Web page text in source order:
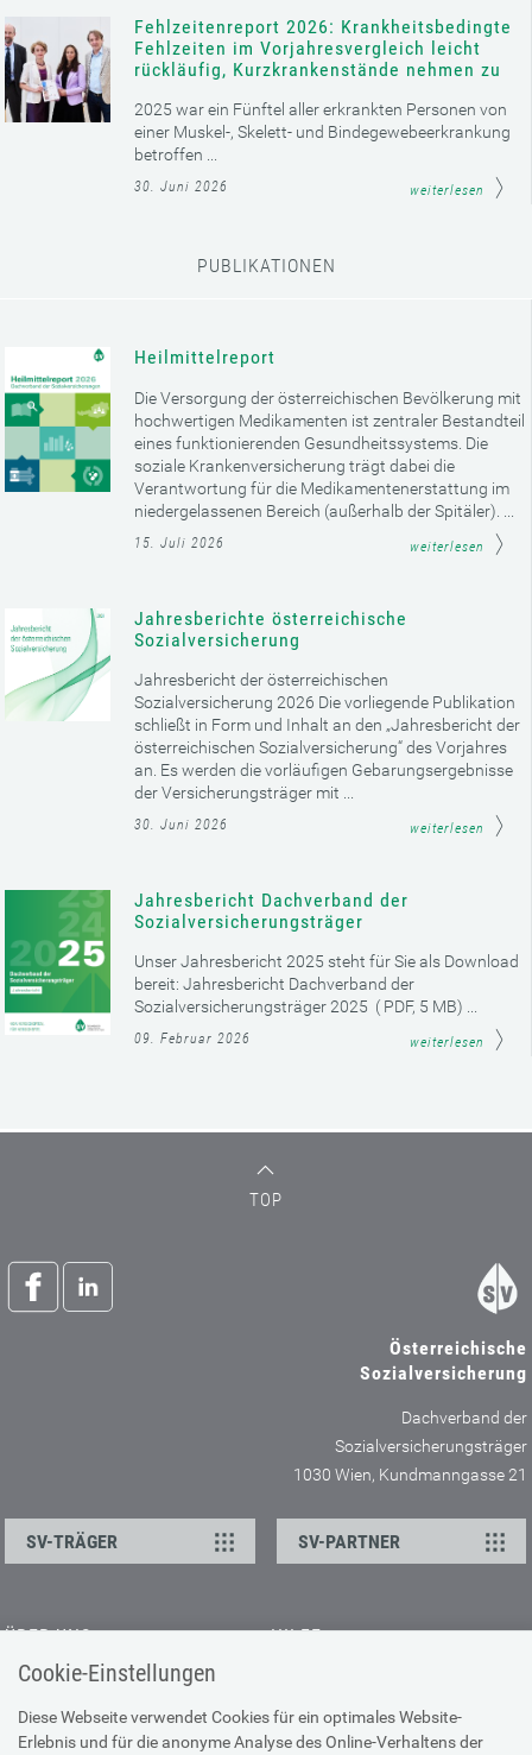
Cookie-Einstellungen
Diese Webseite verwendet Cookies für ein optimales Website-
Erlebnis und für die anonyme Analyse des Online-Verhaltens der
Fehlzeitenreport 2026: Krankheitsbedingte
Fehlzeiten im Vorjahresvergleich leicht
rückläufig, Kurzkrankenstände nehmen zu
2025 war ein Fünftel aller erkrankten Personen von
einer Muskel-, Skelett- und Bindegewebeerkrankung
betroffen ...
30. Juni 2026 weiterlesen
PUBLIKATIONEN
Heilmittelreport
Die Versorgung der österreichischen Bevölkerung mit
hochwertigen Medikamenten ist zentraler Bestandteil
eines funktionierenden Gesundheitssystems. Die
soziale Krankenversicherung trägt dabei die
Verantwortung für die Medikamentenerstattung im
niedergelassenen Bereich (außerhalb der Spitäler). ...
15. Juli 2026 weiterlesen
Jahresberichte österreichische
Sozialversicherung
Jahresbericht der österreichischen
Sozialversicherung 2026 Die vorliegende Publikation
schließt in Form und Inhalt an den „Jahresbericht der
österreichischen Sozialversicherung“ des Vorjahres
an. Es werden die vorläufigen Gebarungsergebnisse
der Versicherungsträger mit ...
30. Juni 2026 weiterlesen
Jahresbericht Dachverband der
Sozialversicherungsträger
Unser Jahresbericht 2025 steht für Sie als Download
bereit: Jahresbericht Dachverband der
Sozialversicherungsträger 2025 ( PDF, 5 MB) ...
09. Februar 2026 weiterlesen
TOP
Österreichische
Sozialversicherung
Dachverband der
Sozialversicherungsträger
1030 Wien, Kundmanngasse 21
SV-TRÄGER SV-PARTNER
ÜBER UNS
Kontakt
Offene Stellen
Presse
HILFE
Browser-Info & Sicherheit
Hilfe zur Suche